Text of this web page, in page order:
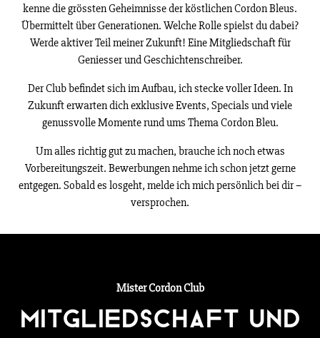
kenne die grössten Geheimnisse der köstlichen Cordon Bleus.
Übermittelt über Generationen. Welche Rolle spielst du dabei?
Werde aktiver Teil meiner Zukunft! Eine Mitgliedschaft für
Geniesser und Geschichtenschreiber.
Der Club befindet sich im Aufbau, ich stecke voller Ideen. In
Zukunft erwarten dich exklusive Events, Specials und viele
genussvolle Momente rund ums Thema Cordon Bleu.
Um alles richtig gut zu machen, brauche ich noch etwas
Vorbereitungszeit. Bewerbungen nehme ich schon jetzt gerne
entgegen. Sobald es losgeht, melde ich mich persönlich bei dir –
versprochen.
Mister Cordon Club
Mitgliedschaft und